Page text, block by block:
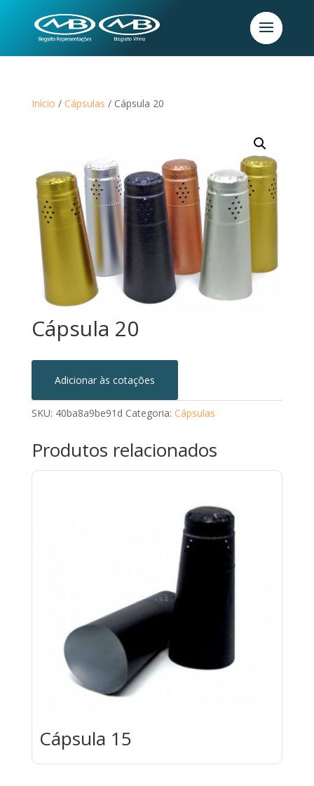
Início / Cápsulas / Cápsula 20
Cápsula 20
Adicionar às cotações
SKU: 40ba8a9be91d Categoria: Cápsulas
Produtos relacionados
Cápsula 15